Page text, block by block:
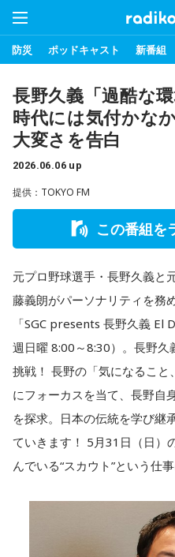
防災 ポッドキャスト 新番組
長野久義「過酷な
時代には気付かな
大変さを告白
2026.06.06 up
提供：TOKYO FM
この番組を
元プロ野球選手・長野久義と
藤義朗がパーソナリティを務
「SGC presents 長野久義 El
週日曜 8:00～8:30）。長野久
挑戦！ 長野の「気になること
にフォーカスを当て、長野自
を探求。日本の伝統を学び継
ていきます！ 5月31日（日）
んでいる“スカウト”という仕